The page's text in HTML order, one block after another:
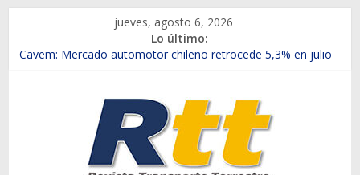
contenido
jueves, agosto 6, 2026
Lo último:
Chile es el primer mercado internacional en lanzar la nueva
Salfa suma vehículos electrificados de Chevrolet en el Biobío
Samex amplía su red con nuevas sucursales en Rancagua y
SINOTRUK Pick-ups presentó la recién estrenada Bolden en
la Expo Compras Públicas 2026